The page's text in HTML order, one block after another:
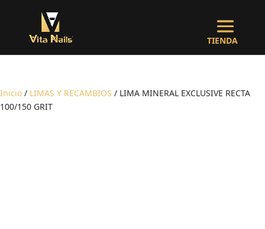
Inicio / LIMAS Y RECAMBIOS / LIMA MINERAL EXCLUSIVE RECTA
100/150 GRIT